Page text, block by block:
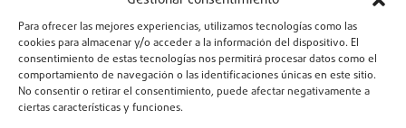
Para ofrecer las mejores experiencias, utilizamos tecnologías como las
cookies para almacenar y/o acceder a la información del dispositivo. El
consentimiento de estas tecnologías nos permitirá procesar datos como el
comportamiento de navegación o las identificaciones únicas en este sitio.
No consentir o retirar el consentimiento, puede afectar negativamente a
ciertas características y funciones.
de 9 a 15h
Síguenos en redes:
Suscríbete a nuestro boletín